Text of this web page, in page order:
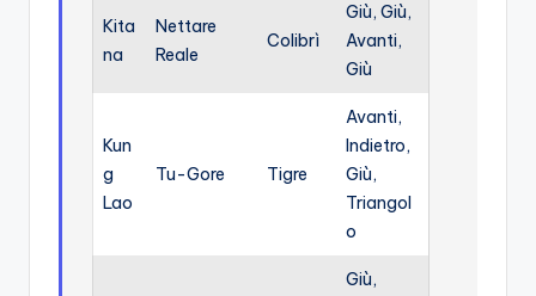
Kita
na
Nettare
Reale
Colibrì
Giù, Giù,
Avanti,
Giù
Kun
g
Lao
Tu-Gore Tigre
Avanti,
Indietro,
Giù,
Triangol
o
Giù,